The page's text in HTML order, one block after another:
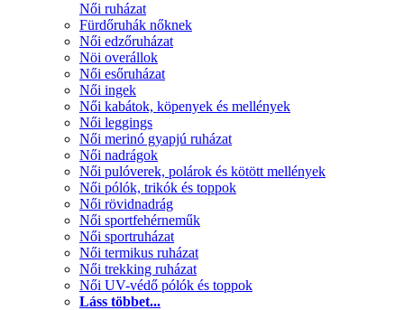
Női ruházat
Fürdőruhák nőknek
Női edzőruházat
Nöi overállok
Női esőruházat
Női ingek
Női kabátok, köpenyek és mellények
Női leggings
Női merinó gyapjú ruházat
Női nadrágok
Női pulóverek, polárok és kötött mellények
Női pólók, trikók és toppok
Női rövidnadrág
Női sportfehérneműk
Női sportruházat
Női termikus ruházat
Női trekking ruházat
Női UV-védő pólók és toppok
Láss többet...